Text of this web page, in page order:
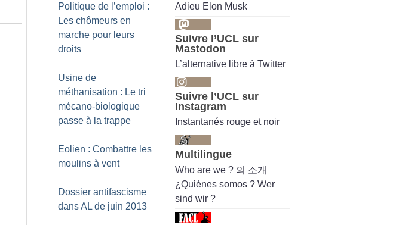
Politique de l’emploi :
Les chômeurs en
marche pour leurs
droits
Usine de
méthanisation : Le tri
mécano-biologique
passe à la trappe
Eolien : Combattre les
moulins à vent
Dossier antifascisme
dans AL de juin 2013
Adieu Elon Musk
Suivre l’UCL sur
Mastodon
L’alternative libre à Twitter
Suivre l’UCL sur
Instagram
Instantanés rouge et noir
Multilingue
Who are we ? 의 소개
¿Quiénes somos ? Wer
sind wir ?